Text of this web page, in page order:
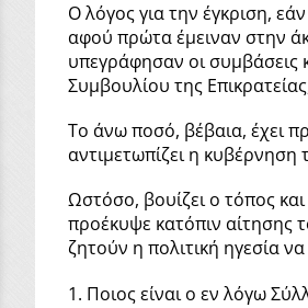
Ο λόγος για την έγκριση,
αφού πρώτα έμειναν στην
υπεγράφησαν οι συμβάσεις
Συμβουλίου της
Το άνω ποσό, βέβαια, έχει
αντιμετωπίζει η
Ωστόσο, βουίζει ο τόπος
προέκυψε κατόπιν αίτησης
ζητούν η πολιτική ηγεσία
1. Ποιος είναι ο εν λόγω